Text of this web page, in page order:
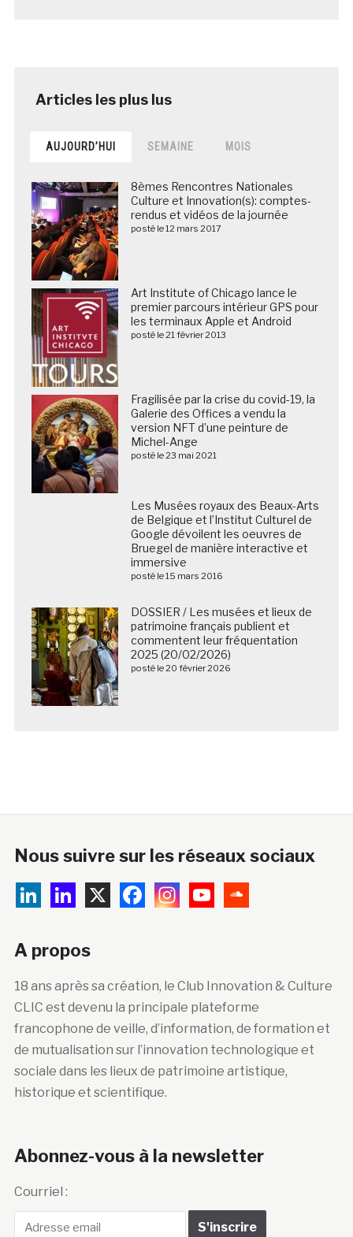
AUJOURD’HUI SEMAINE MOIS
8èmes Rencontres Nationales
Culture et Innovation(s): comptes-
rendus et vidéos de la journée
posté le 12 mars 2017
Art Institute of Chicago lance le
premier parcours intérieur GPS pour
les terminaux Apple et Android
posté le 21 février 2013
Fragilisée par la crise du covid-19, la
Galerie des Offices a vendu la
version NFT d’une peinture de
Michel-Ange
posté le 23 mai 2021
Les Musées royaux des Beaux-Arts de Belgique et
l’Institut Culturel de Google dévoilent les oeuvres de
Bruegel de manière interactive et immersive
DOSSIER / Les musées et lieux de
patrimoine français publient et
2025 (20/02/2026)
posté le 20 février 2026
A propos
CLIC est devenu la principale plateforme
francophone de veille, d’information, de formation et
de mutualisation sur l’innovation technologique et
sociale dans les lieux de patrimoine artistique,
historique et scientifique.